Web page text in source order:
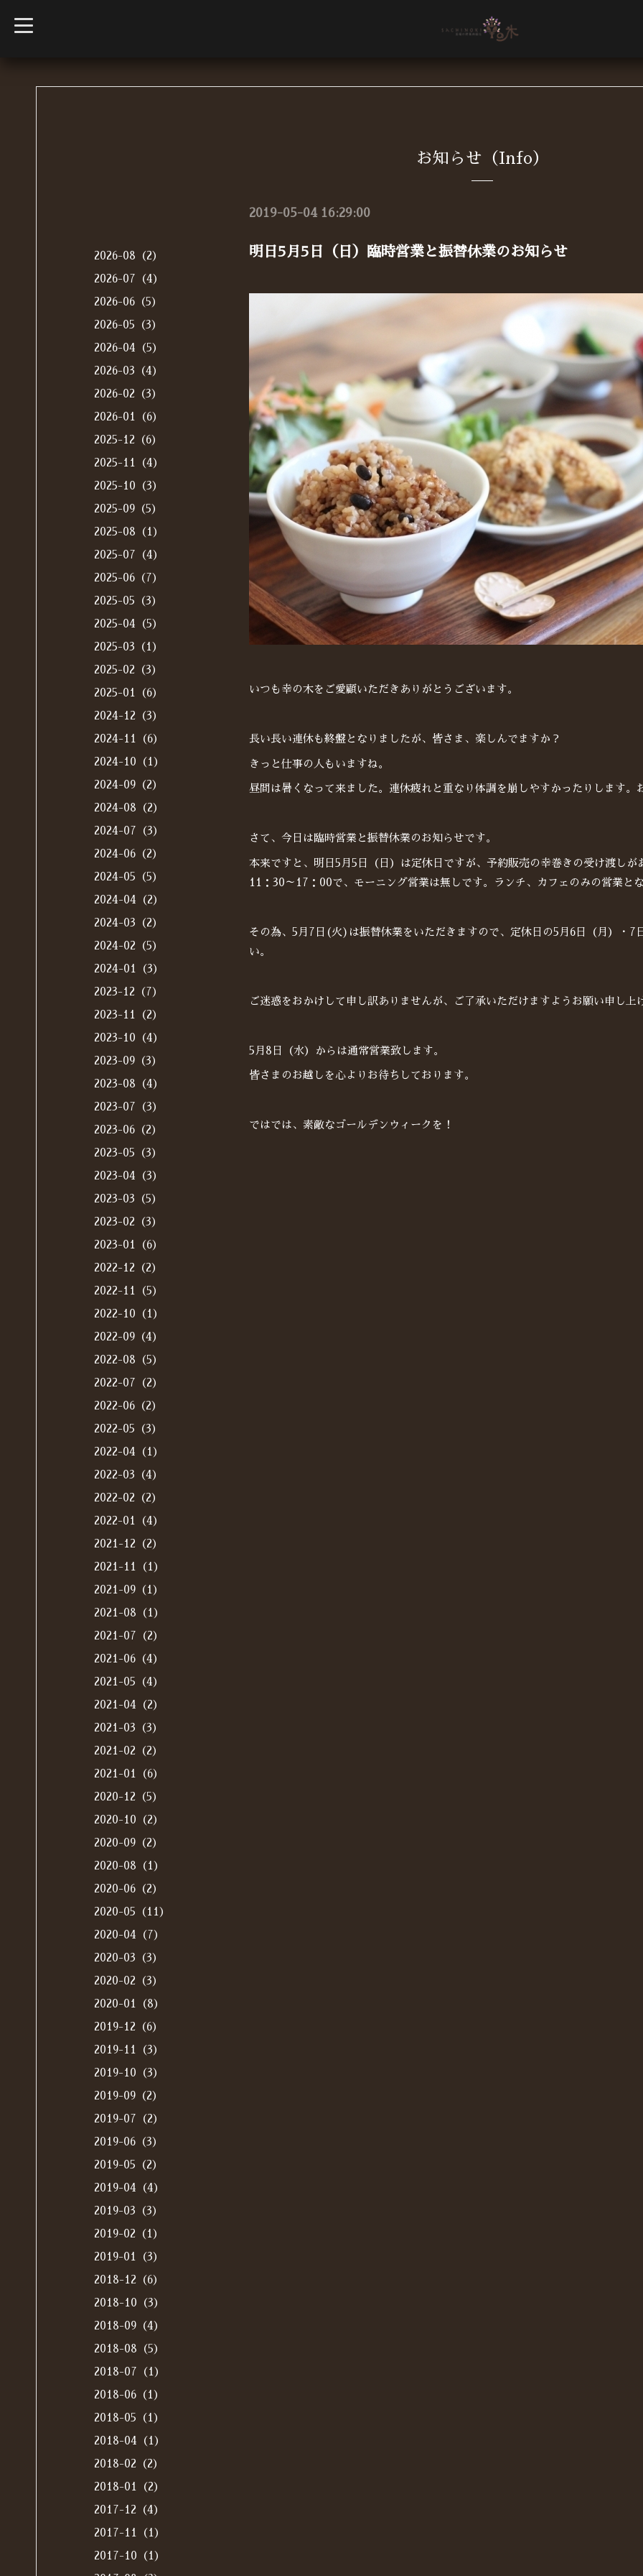
t
o
お知らせ（Info）
2019-05-04 16:29:00
明日5月5日（日）臨時営業と振替休業のお知らせ
いつも幸の木をご愛顧いただきありがとうございます。
長い長い連休も終盤となりましたが、皆さま、楽しんでますか？
きっと仕事の人もいますね。
昼間は暑くなって来ました。連休疲れと重なり体調を崩しやすかったりします。
さて、今日は臨時営業と振替休業のお知らせです。
本来ですと、明日5月5日（日）は定休日ですが、予約販売の幸巻きの受け渡し
11：30～17：00で、モーニング営業は無しです。ランチ、カフェのみの営業と
その為、5月7日(火)は振替休業をいただきますので、定休日の5月6日（月）・7
い。
ご迷惑をおかけして申し訳ありませんが、ご了承いただけますようお願い申し上
5月8日（水）からは通常営業致します。
皆さまのお越しを心よりお待ちしております。
ではでは、素敵なゴールデンウィークを！
2026-08（2）
2026-07（4）
2026-06（5）
2026-05（3）
2026-04（5）
2026-03（4）
2026-02（3）
2026-01（6）
2025-12（6）
2025-11（4）
2025-10（3）
2025-09（5）
2025-08（1）
2025-07（4）
2025-06（7）
2025-05（3）
2025-04（5）
2025-03（1）
2025-02（3）
2025-01（6）
2024-12（3）
2024-11（6）
2024-10（1）
2024-09（2）
2024-08（2）
2024-07（3）
2024-06（2）
2024-05（5）
2024-04（2）
2024-03（2）
2024-02（5）
2024-01（3）
2023-12（7）
2023-11（2）
2023-10（4）
2023-09（3）
2023-08（4）
2023-07（3）
2023-06（2）
2023-05（3）
2023-04（3）
2023-03（5）
2023-02（3）
2023-01（6）
2022-12（2）
2022-11（5）
2022-10（1）
2022-09（4）
2022-08（5）
2022-07（2）
2022-06（2）
2022-05（3）
2022-04（1）
2022-03（4）
2022-02（2）
2022-01（4）
2021-12（2）
2021-11（1）
2021-09（1）
2021-08（1）
2021-07（2）
2021-06（4）
2021-05（4）
2021-04（2）
2021-03（3）
2021-02（2）
2021-01（6）
2020-12（5）
2020-10（2）
2020-09（2）
2020-08（1）
2020-06（2）
2020-05（11）
2020-04（7）
2020-03（3）
2020-02（3）
2020-01（8）
2019-12（6）
2019-11（3）
2019-10（3）
2019-09（2）
2019-07（2）
2019-06（3）
2019-05（2）
2019-04（4）
2019-03（3）
2019-02（1）
2019-01（3）
2018-12（6）
2018-10（3）
2018-09（4）
2018-08（5）
2018-07（1）
2018-06（1）
2018-05（1）
2018-04（1）
2018-02（2）
2018-01（2）
2017-12（4）
2017-11（1）
2017-10（1）